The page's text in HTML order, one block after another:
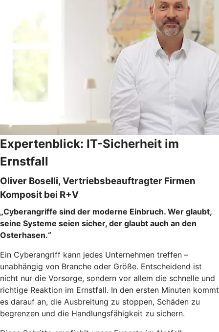
Expertenblick: IT-Sicherheit im
Ernstfall
Oliver Boselli, Vertriebsbeauftragter Firmen
Komposit bei R+V
„Cyberangriffe sind der moderne Einbruch. Wer glaubt,
seine Systeme seien sicher, der glaubt auch an den
Osterhasen.“
Ein Cyberangriff kann jedes Unternehmen treffen –
unabhängig von Branche oder Größe. Entscheidend ist
nicht nur die Vorsorge, sondern vor allem die schnelle und
richtige Reaktion im Ernstfall. In den ersten Minuten kommt
es darauf an, die Ausbreitung zu stoppen, Schäden zu
begrenzen und die Handlungsfähigkeit zu sichern.